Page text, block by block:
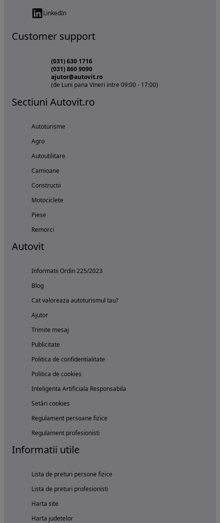
LinkedIn
Customer support
(031) 630 1716
(031) 860 9090
ajutor@autovit.ro
(de Luni pana Vineri intre 09:00 - 17:00)
Sectiuni Autovit.ro
Autoturisme
Agro
Autoutilitare
Camioane
Constructii
Motociclete
Piese
Remorci
Autovit
Informatii Ordin 225/2023
Blog
Cat valoreaza autoturismul tau?
Ajutor
Trimite mesaj
Publicitate
Politica de confidentialitate
Politica de cookies
Inteligenta Artificiala Responsabila
Setări cookies
Regulament persoane fizice
Regulament profesionisti
Informatii utile
Lista de preturi persone fizice
Lista de preturi profesionisti
Harta site
Harta judetelor